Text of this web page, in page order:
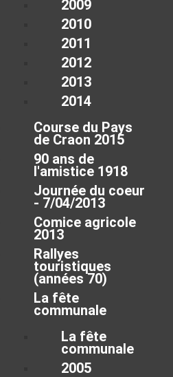
2009
2010
2011
2012
2013
2014
Course du Pays
de Craon 2015
90 ans de
l'amistice 1918
Journée du coeur
- 7/04/2013
Comice agricole
2013
Rallyes
touristiques
(années 70)
La fête
communale
La fête
communale
2005